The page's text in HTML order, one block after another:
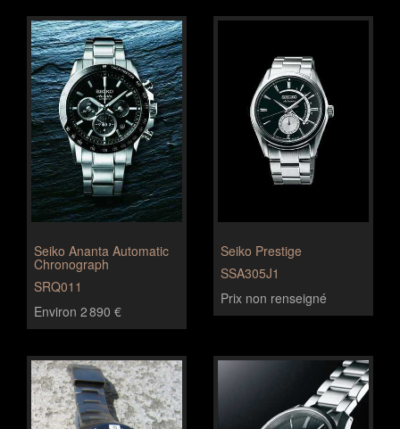
Seiko Ananta Automatic
Chronograph
SRQ011
Environ 2 890 €
Seiko Prestige
SSA305J1
Prix non renseigné